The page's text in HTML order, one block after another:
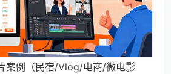
案例（民宿/Vlog/电商/微电影